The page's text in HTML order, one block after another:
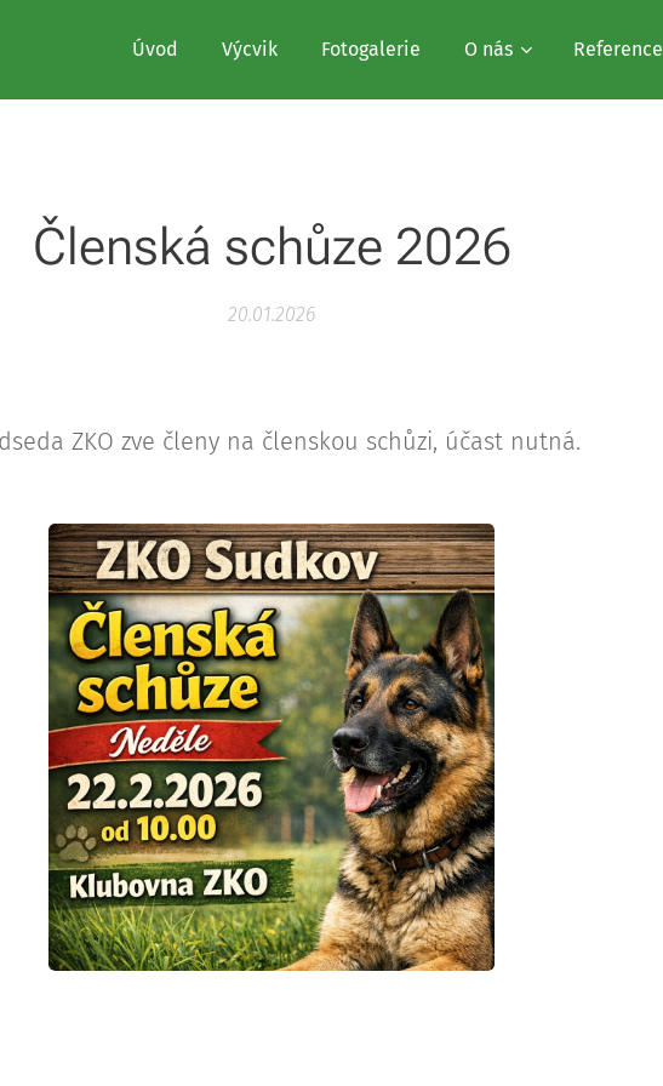
Úvod Výcvik Fotogalerie O nás Reference
Členská schůze 2026
20.01.2026
ZKO zve členy na členskou schůzi, účast nutná.